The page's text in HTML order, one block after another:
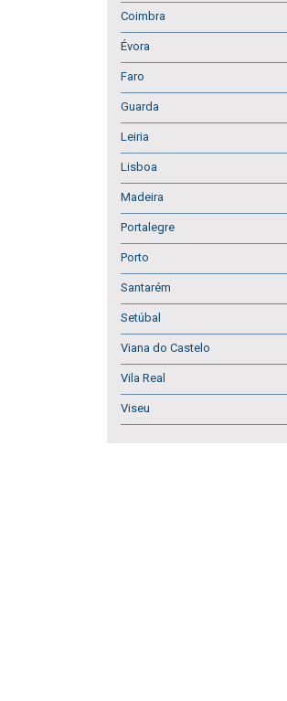
Coimbra
Évora
Faro
Guarda
Leiria
Lisboa
Madeira
Portalegre
Porto
Santarém
Setúbal
Viana do Castelo
Vila Real
Viseu